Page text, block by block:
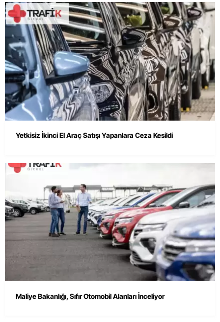
Yetkisiz İkinci El Araç Satışı Yapanlara Ceza Kesildi
Maliye Bakanlığı, Sıfır Otomobil Alanları İnceliyor